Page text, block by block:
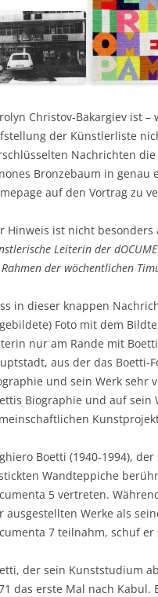
Christov-Bakargiev ist
der Künstlerliste
Nachrichten
Bronzebaum in genau
auf den Vortrag zu
Hinweis ist nicht
Leiterin der
der wöchentlichen
in dieser knappen
Foto mit dem
nur am Rande mit
aus der das Boetti-
und sein Werk sehr
Biographie und auf sein
Boetti (1940-1994),
Wandteppiche
5 vertreten.
ausgestellten Werke als
7 teilnahm, schuf
der sein Kunststudium
das erste Mal nach